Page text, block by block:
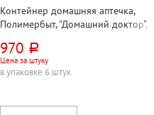
Контейнер домашняя аптечка,
Полимербыт, "Домашний доктор",
6,5л
970 руб.
Цена за штуку
в упаковке 6 штук